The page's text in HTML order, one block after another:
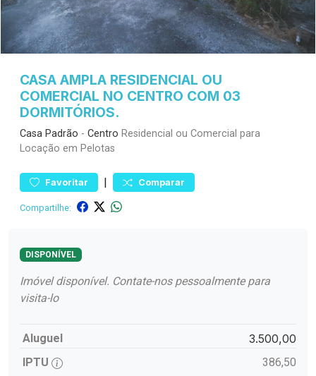
CASA AMPLA RESIDENCIAL OU
COMERCIAL NO CENTRO COM 03
DORMITÓRIOS.
Casa Padrão - Centro Residencial ou Comercial para
Locação em Pelotas
Favoritar | Comparar
Compartilhe:
DISPONÍVEL
Imóvel disponível. Contate-nos pessoalmente para
visita-lo
Aluguel 3.500,00
IPTU 386,50